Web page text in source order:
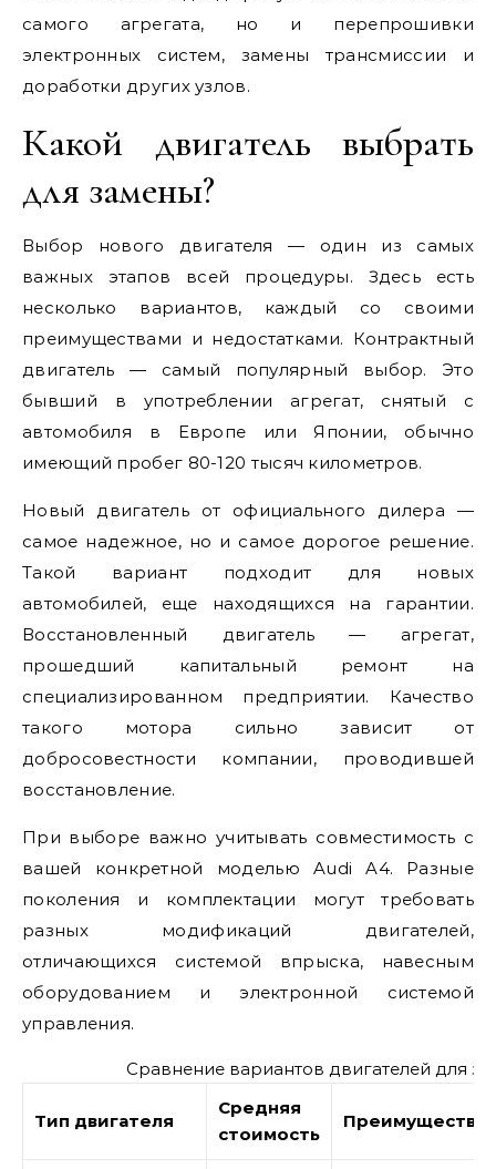
самого агрегата, но и перепрошивки
электронных систем, замены трансмиссии и
доработки других узлов.
Какой двигатель выбрать
для замены?
Выбор нового двигателя — один из самых
важных этапов всей процедуры. Здесь есть
несколько вариантов, каждый со своими
преимуществами и недостатками. Контрактный
двигатель — самый популярный выбор. Это
бывший в употреблении агрегат, снятый с
автомобиля в Европе или Японии, обычно
имеющий пробег 80-120 тысяч километров.
Новый двигатель от официального дилера —
самое надежное, но и самое дорогое решение.
Такой вариант подходит для новых
автомобилей, еще находящихся на гарантии.
Восстановленный двигатель — агрегат,
прошедший капитальный ремонт на
специализированном предприятии. Качество
такого мотора сильно зависит от
добросовестности компании, проводившей
восстановление.
При выборе важно учитывать совместимость с
вашей конкретной моделью Audi A4. Разные
поколения и комплектации могут требовать
разных модификаций двигателей,
отличающихся системой впрыска, навесным
оборудованием и электронной системой
управления.
Сравнение вариантов двигателей для
Тип двигателя
Средняя
стоимость
Преимущества